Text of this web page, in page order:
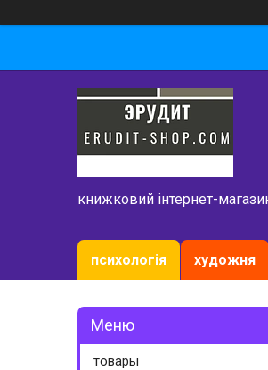
книжковий інтернет-
психологія художня
товары